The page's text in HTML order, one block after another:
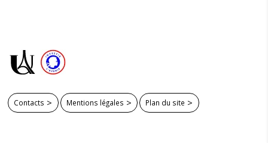
Contacts Mentions légales Plan du site